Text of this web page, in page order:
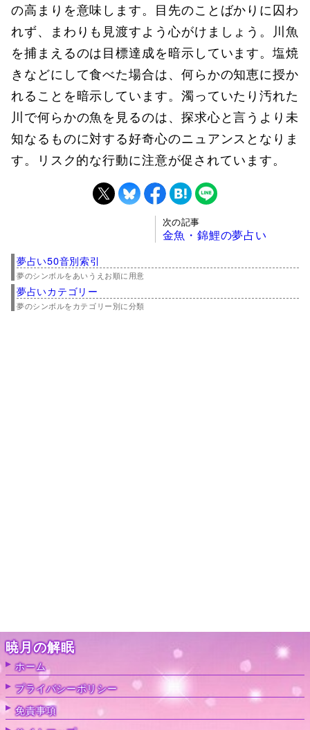
の高まりを意味します。目先のことばかりに囚わ
れず、まわりも見渡すよう心がけましょう。川魚
を捕まえるのは目標達成を暗示しています。塩焼
きなどにして食べた場合は、何らかの知恵に授か
れることを暗示しています。濁っていたり汚れた
川で何らかの魚を見るのは、探求心と言うより未
知なるものに対する好奇心のニュアンスとなりま
す。リスク的な行動に注意が促されています。
次の記事
金魚・錦鯉の夢占い
夢占い50音別索引
夢のシンボルをあいうえお順に用意
夢占いカテゴリー
夢のシンボルをカテゴリー別に分類
暁月の解眠
ホーム
プライバシーポリシー
免責事項